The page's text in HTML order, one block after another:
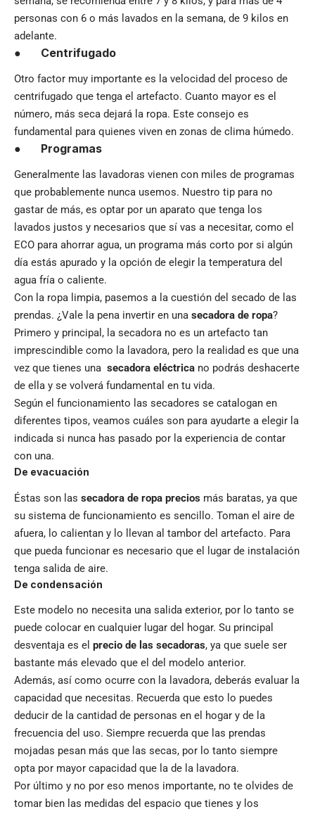
personas con 6 o más lavados en la semana, de 9 kilos en
adelante.
● Centrifugado
Otro factor muy importante es la velocidad del proceso de
centrifugado que tenga el artefacto. Cuanto mayor es el
número, más seca dejará la ropa. Este consejo es
fundamental para quienes viven en zonas de clima húmedo.
● Programas
Generalmente las lavadoras vienen con miles de programas
que probablemente nunca usemos. Nuestro tip para no
gastar de más, es optar por un aparato que tenga los
lavados justos y necesarios que sí vas a necesitar, como el
ECO para ahorrar agua, un programa más corto por si algún
día estás apurado y la opción de elegir la temperatura del
agua fría o caliente.
Con la ropa limpia, pasemos a la cuestión del secado de las
prendas. ¿Vale la pena invertir en una secadora de ropa?
Primero y principal, la secadora no es un artefacto tan
imprescindible como la lavadora, pero la realidad es que una
vez que tienes una secadora eléctrica no podrás deshacerte
de ella y se volverá fundamental en tu vida.
Según el funcionamiento las secadores se catalogan en
diferentes tipos, veamos cuáles son para ayudarte a elegir la
indicada si nunca has pasado por la experiencia de contar
con una.
De evacuación
Éstas son las secadora de ropa precios más baratas, ya que
su sistema de funcionamiento es sencillo. Toman el aire de
afuera, lo calientan y lo llevan al tambor del artefacto. Para
que pueda funcionar es necesario que el lugar de instalación
tenga salida de aire.
De condensación
Este modelo no necesita una salida exterior, por lo tanto se
puede colocar en cualquier lugar del hogar. Su principal
desventaja es el precio de las secadoras, ya que suele ser
bastante más elevado que el del modelo anterior.
Además, así como ocurre con la lavadora, deberás evaluar la
capacidad que necesitas. Recuerda que esto lo puedes
deducir de la cantidad de personas en el hogar y de la
frecuencia del uso. Siempre recuerda que las prendas
mojadas pesan más que las secas, por lo tanto siempre
opta por mayor capacidad que la de la lavadora.
Por último y no por eso menos importante, no te olvides de
tomar bien las medidas del espacio que tienes y los